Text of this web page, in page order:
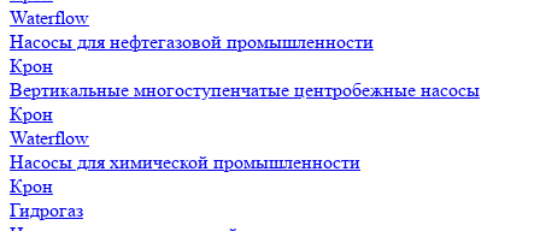
Waterflow
Насосы для нефтегазовой промышленности
Крон
Вертикальные многоступенчатые центробежные насосы
Крон
Waterflow
Насосы для химической промышленности
Крон
Гидрогаз